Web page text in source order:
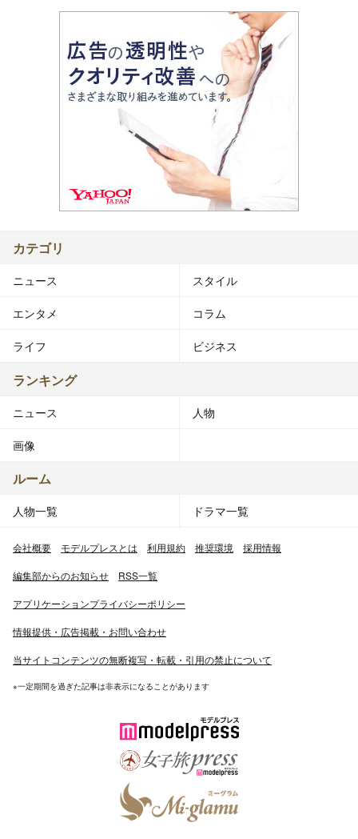
カテゴリ
ニュース スタイル
エンタメ コラム
ライフ ビジネス
ランキング
ニュース 人物
画像
ルーム
人物一覧 ドラマ一覧
会社概要 モデルプレスとは 利用規約 推奨環境 採用情報
編集部からのお知らせ RSS一覧
アプリケーションプライバシーポリシー
情報提供・広告掲載・お問い合わせ
当サイトコンテンツの無断複写・転載・引用の禁止について
※一定期間を過ぎた記事は非表示になることがあります